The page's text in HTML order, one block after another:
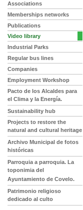
Associations
Memberships networks
Publications
Video library
Industrial Parks
Regular bus lines
Companies
Employment Workshop
Pacto de los Alcaldes para
el Clima y la Energía.
Sustainability hub
Projects to restore the
natural and cultural heritage
Archivo Municipal de fotos
históricas
Parroquia a parroquia. La
toponimia del
Ayuntamiento de Covelo.
Patrimonio religioso
dedicado al culto